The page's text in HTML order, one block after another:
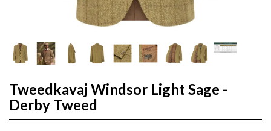
Tweedkavaj Windsor Light Sage -
Derby Tweed